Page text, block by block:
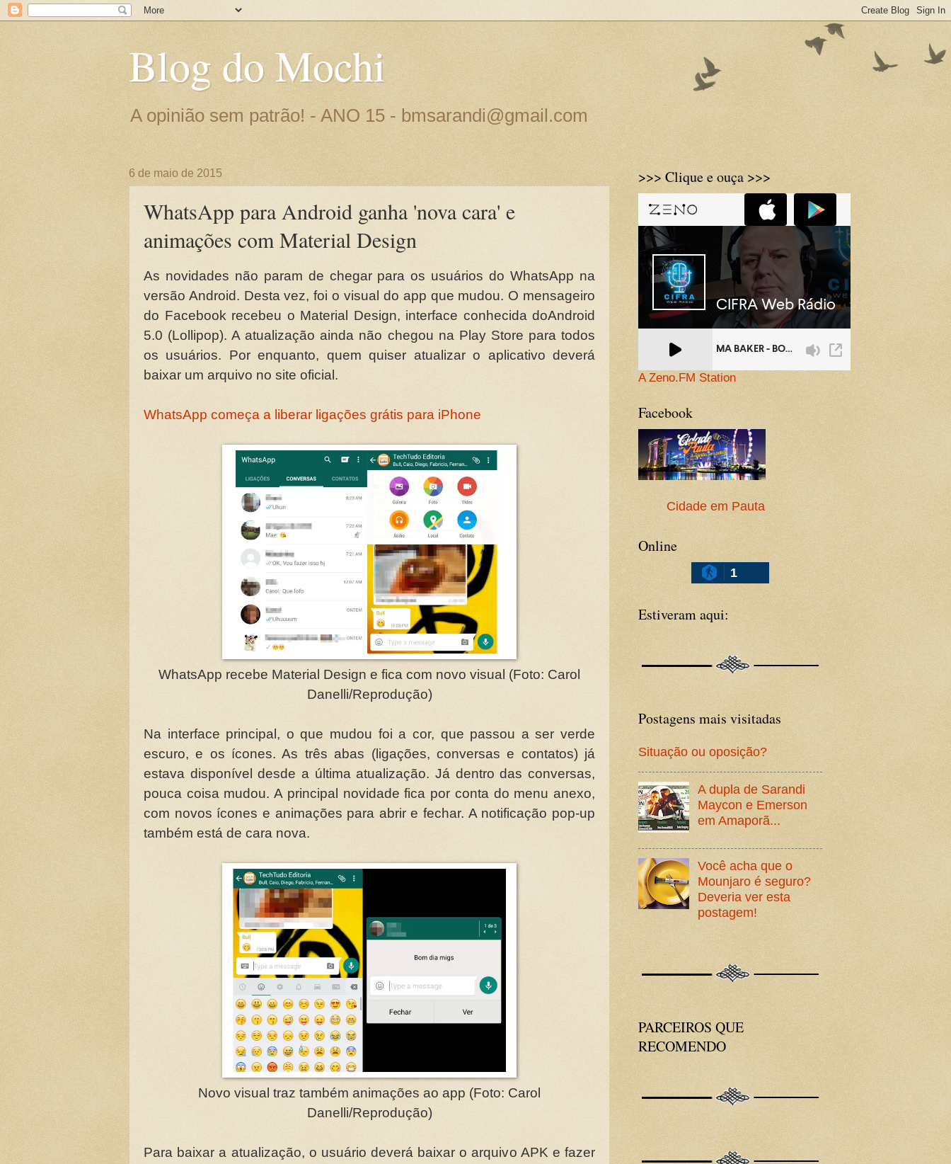
Blog do Mochi
A opinião sem patrão! - ANO 15 - bmsarandi@gmail.com
6 de maio de 2015
WhatsApp para Android ganha 'nova cara' e
animações com Material Design
As novidades não param de chegar para os usuários do WhatsApp na
versão Android. Desta vez, foi o visual do app que mudou. O mensageiro
do Facebook recebeu o Material Design, interface conhecida doAndroid
5.0 (Lollipop). A atualização ainda não chegou na Play Store para todos
os usuários. Por enquanto, quem quiser atualizar o aplicativo deverá
baixar um arquivo no site oficial.
WhatsApp começa a liberar ligações grátis para iPhone
WhatsApp recebe Material Design e fica com novo visual (Foto: Carol
Danelli/Reprodução)
Na interface principal, o que mudou foi a cor, que passou a ser verde
escuro, e os ícones. As três abas (ligações, conversas e contatos) já
estava disponível desde a última atualização. Já dentro das conversas,
pouca coisa mudou. A principal novidade fica por conta do menu anexo,
com novos ícones e animações para abrir e fechar. A notificação pop-up
também está de cara nova.
Novo visual traz também animações ao app (Foto: Carol
Danelli/Reprodução)
Para baixar a atualização, o usuário deverá baixar o arquivo APK e fazer
>>> Clique e ouça >>>
A Zeno.FM Station
Facebook
Cidade em Pauta
Online
1
Estiveram aqui:
Postagens mais visitadas
Situação ou oposição?
A dupla de Sarandi
Maycon e Emerson
em Amaporã...
Você acha que o
Mounjaro é seguro?
Deveria ver esta
postagem!
PARCEIROS QUE
RECOMENDO